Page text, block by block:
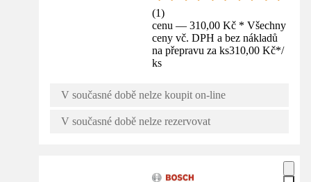
(1)
cenu — 310,00 Kč * Všechny
ceny vč. DPH a bez nákladů
na přepravu za ks310,00 Kč*/
ks
V současné době nelze koupit on-line
V současné době nelze rezervovat